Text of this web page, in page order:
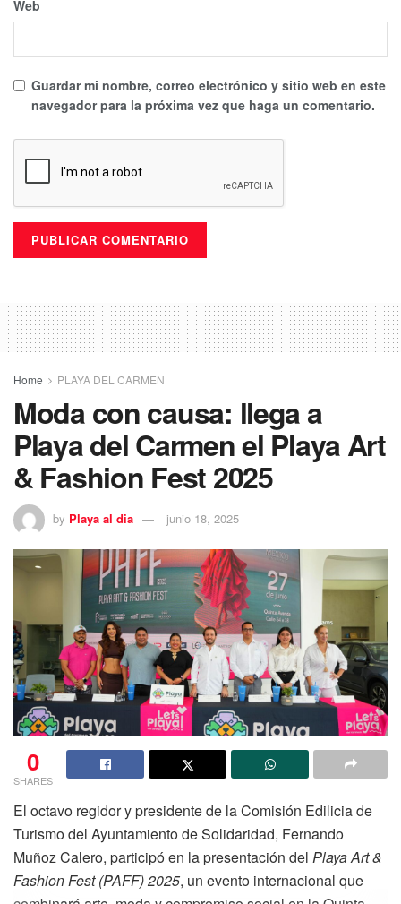
Web
Guardar mi nombre, correo electrónico y sitio web en este
navegador para la próxima vez que haga un comentario.
Home PLAYA DEL CARMEN
Moda con causa: llega a
Playa del Carmen el Playa Art
& Fashion Fest 2025
by Playa al dia junio 18, 2025
0
SHARES
El octavo regidor y presidente de la Comisión Edilicia de
Turismo del Ayuntamiento de Solidaridad, Fernando
Muñoz Calero, participó en la presentación del Playa Art &
Fashion Fest (PAFF) 2025, un evento internacional que